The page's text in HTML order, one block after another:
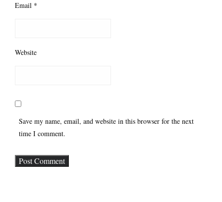
Email *
Website
Save my name, email, and website in this browser for the next
time I comment.